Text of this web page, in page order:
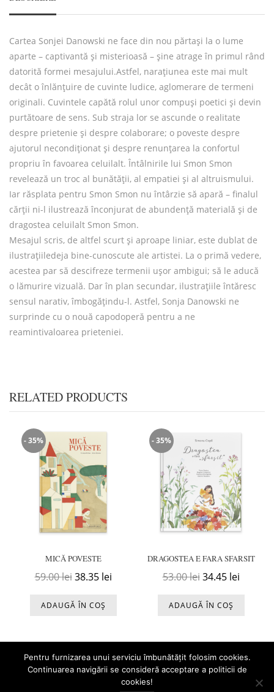
Cartea Sonjei Danowski ne face din nou părtași la o lume
aparte – captivantă și misterioasă – șine atrage în primul rând
datorită formei mesajului.Astfel, narațiunea este mai mult
decât o înlănțuire de cuvinte ludice, aglomerare de termeni
originali. Cuvintele capătă rolul unor compuși poetici și devin
purtătoare de sens. Sub straja lor se ascunde o realitate
despre prietenie și despre colaborare; o poveste despre
ajutorul necondiționat și despre renunțarea la confortul
propriu în favoarea celuilalt. Întâlnirile lui Smon Smon
revelează un troc al bunătății, al empatiei și al altruismului.
Iar răsplata pentru Smon Smon nu întârzie să apară – finalul
cărții ni-l ilustrează înconjurat de abundență materială și de
dragostea celuilalt Smon Smon.
Mesajul scris, de altfel scurt și aproape liniar, este dublat de
ilustrațiiledeja bine-cunoscute ale artistei. La o primă vedere,
acestea par să descifreze termenii ușor ambigui; să le aducă
o lămurire vizuală. Dar în plan secundar, ilustrațiile întăresc
sensul narativ, îmbogățindu-l. Astfel, Sonja Danowski ne
surprinde cu o nouă capodoperă pentru a ne
reamintivaloarea prieteniei.
RELATED PRODUCTS
- 35%
MICĂ POVESTE
59.00lei Prețul inițial a fost: 59.00 lei.
38.35 leiPrețul curent este: 38.35 lei.
ADAUGĂ ÎN COȘ
- 35%
DRAGOSTEA E FARA SFARSIT
53.00lei Prețul inițial a
34.45 leiPrețul
ADAUGĂ ÎN COȘ
Pentru furnizarea unui serviciu îmbunătățit folosim cookies.
Continuarea navigării se consideră acceptare a politicii de
cookies!